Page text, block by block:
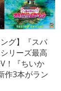
ング】『スパ
リーズ最高
！『ちいか
作3本がラン